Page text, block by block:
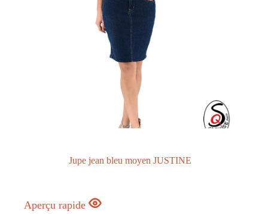
Jupe jean bleu moyen JUSTINE
Aperçu rapide